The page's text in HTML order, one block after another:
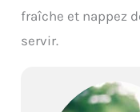
fraîche et nappez
servir.